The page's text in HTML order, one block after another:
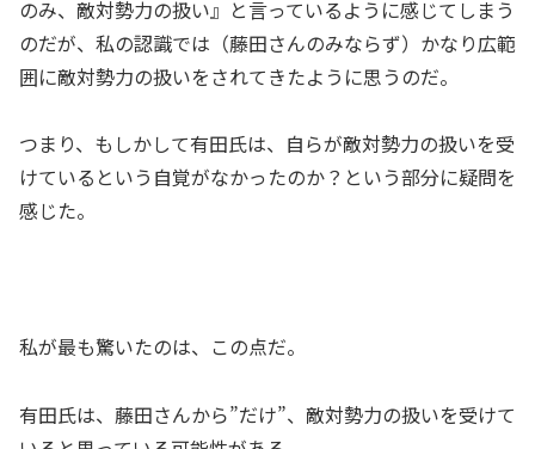
のみ、敵対勢力の扱い』と言っているように感じてしまう
のだが、私の認識では（藤田さんのみならず）かなり広範
囲に敵対勢力の扱いをされてきたように思うのだ。
つまり、もしかして有田氏は、自らが敵対勢力の扱いを受
けているという自覚がなかったのか？という部分に疑問を
感じた。
私が最も驚いたのは、この点だ。
有田氏は、藤田さんから”だけ”、敵対勢力の扱いを受けて